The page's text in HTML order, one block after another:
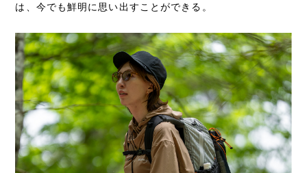
は、今でも鮮明に思い出すことができる。